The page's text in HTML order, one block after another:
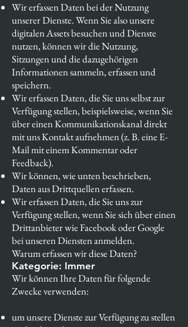
Wir erfassen Daten bei der Nutzung
unserer Dienste. Wenn Sie also unsere
digitalen Assets besuchen und Dienste
nutzen, können wir die Nutzung,
Sitzungen und die dazugehörigen
Informationen sammeln, erfassen und
speichern.
Wir erfassen Daten, die Sie uns selbst zur
Verfügung stellen, beispielsweise, wenn Sie
über einen Kommunikationskanal direkt
mit uns Kontakt aufnehmen (z. B. eine E-
Mail mit einem Kommentar oder
Feedback).
Wir können, wie unten beschrieben,
Daten aus Drittquellen erfassen.
Wir erfassen Daten, die Sie uns zur
Verfügung stellen, wenn Sie sich über einen
Drittanbieter wie Facebook oder Google
bei unseren Diensten anmelden.
Warum erfassen wir diese Daten?
Kategorie: Immer
Wir können Ihre Daten für folgende
Zwecke verwenden:
um unsere Dienste zur Verfügung zu stellen